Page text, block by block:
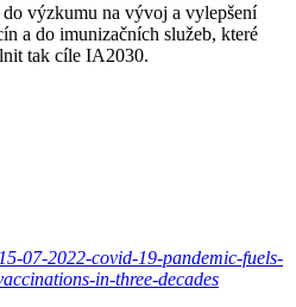
výzkumu na vývoj a vylepšení
a do imunizačních služeb, které
tak cíle IA2030.
07-2022-covid-19-pandemic-fuels-
in-three-decades